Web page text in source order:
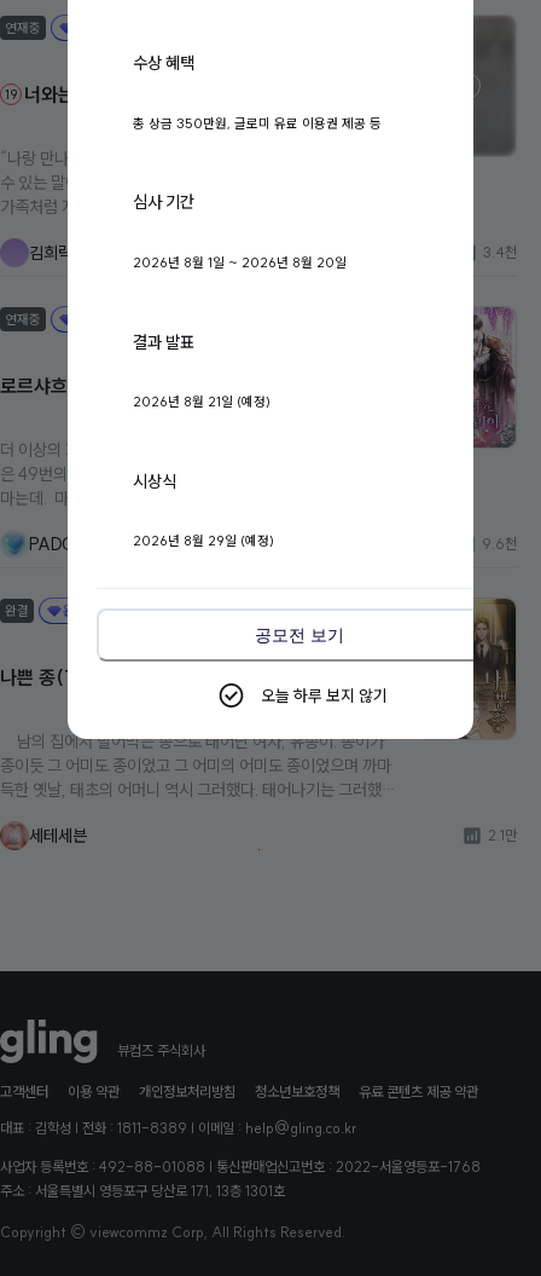
며 아네타를 죽음의 운명에서 멀어지게 할 것. 그리고 몇 번의
만남과 이별이 있었는가, 무수한 필사적인 노력에도 불구하고
오비는 결국 제 연인을 끝내 지켜내지 못했다. *** 1901년 브
니엔 왕국의 번성한 항구마을 '살레' 봄바람이 불어오는 어느
날, 작은 건물에 탐정사무소의 간판이 붙었다. “앤, 당신에게
부탁이 하나 있어요. 들어줄래요?” ‘의문의 병’을 쫓아 살레마
을에 탐정사무소를 세우게 된 아네타. 그리고 해결사 오비 파우
드와의 운명 같은 인연이 씨앗이 되어, 온갖 수수께끼로 가득한
일상과 야단법석이 기다리고 있다. 지금까지 이어지는 발자국
드라마를 따라, 그 방대한 파노라마 끝에 맞이할 결말이 죽음
이 앞으로도 쭉 이어지길.
연재중
19 너와는 가깝고도 멀어서
“나랑 만나는 거 어때?” 서로 호감을 가진 남녀라면 누구나 할
수 있는 말이었지만, 우리 사이에선 가당치 않았다. 30여년을
가족처럼 지내온 그였다. 그래서 늘 곁에 있었고, 그래서 절대
남녀간의 사랑이라 믿었던 적도 있었지만, 이제는 그저 흘러간
안 되는 사람. 장인혁은 내게 그런 사람이었다. * 표지출처: 핀
터레스트
김희락 3.4천
연재중
로르샤흐 위스테리아
더 이상의 회귀는 없어! 오데트라는 소녀의 몸에 빙의 되어 겪
은 49번의 회귀, 닥쳐오는 재앙을 이겨내지 못하고 실패하고
마는데. 마지막 49번째 회귀. 재앙을 이겨내기 위해서 필요한
션 컴퍼니를 운영하여 자금을 많이 번다. 세 번째, 마법사의 탑
이룰 수 있을까?
PADOo 9.6천
완결 완결무
나쁜 종(The bad slave)
남의 집에서 빌어먹는 종으로 태어난 여자, 유종이. 종이가
종이듯 그 어미도 종이었고 그 어미의 어미도 종이었으며 까마
득한 옛날, 태초의 어머니 역시 그러했다. 태어나기는 그러했으
마를 데리고 그 집을 나가겠다는 일념 하나로 주인집 사람들,
랑에 발목을 잡히고 때로는 사랑의 도움을 받으며 원수인 민씨
일가를 나락으로 떨어뜨린 어느 나쁜 종의 이야기가 시작된다.
세테세븐 2.1만
뷰컴즈 주식회사
대표 : 김학성 | 전화 : 1811-8389 | 이메일 : help@gling.co.kr
고객센터 이용 약관 개인정보처리방침 청소년보호정책 유료 콘텐츠 제공 약관
사업자 등록번호 : 492-88-01088 | 통신판매업신고번호 : 2022-서울영등포-1768
주소 : 서울특별시 영등포구 당산로 171, 13층 1301호
Copyright © viewcommz Corp, All Rights Reserved.
수상 혜택
총 상금 350만원, 글로미 유료 이용권 제공 등
심사 기간
2026년 8월 1일 ~ 2026년 8월 20일
결과 발표
2026년 8월 21일 (예정)
시상식
2026년 8월 29일 (예정)
공모전 보기
오늘 하루 보지 않기